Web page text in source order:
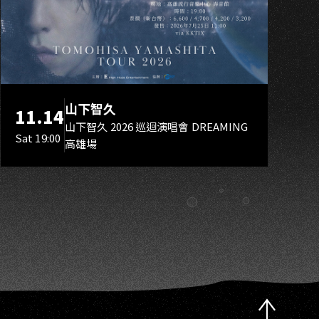
11.14
Sat 19:00
山下智久
山下智久 2026 巡迴演唱會 DREAMING
高雄場